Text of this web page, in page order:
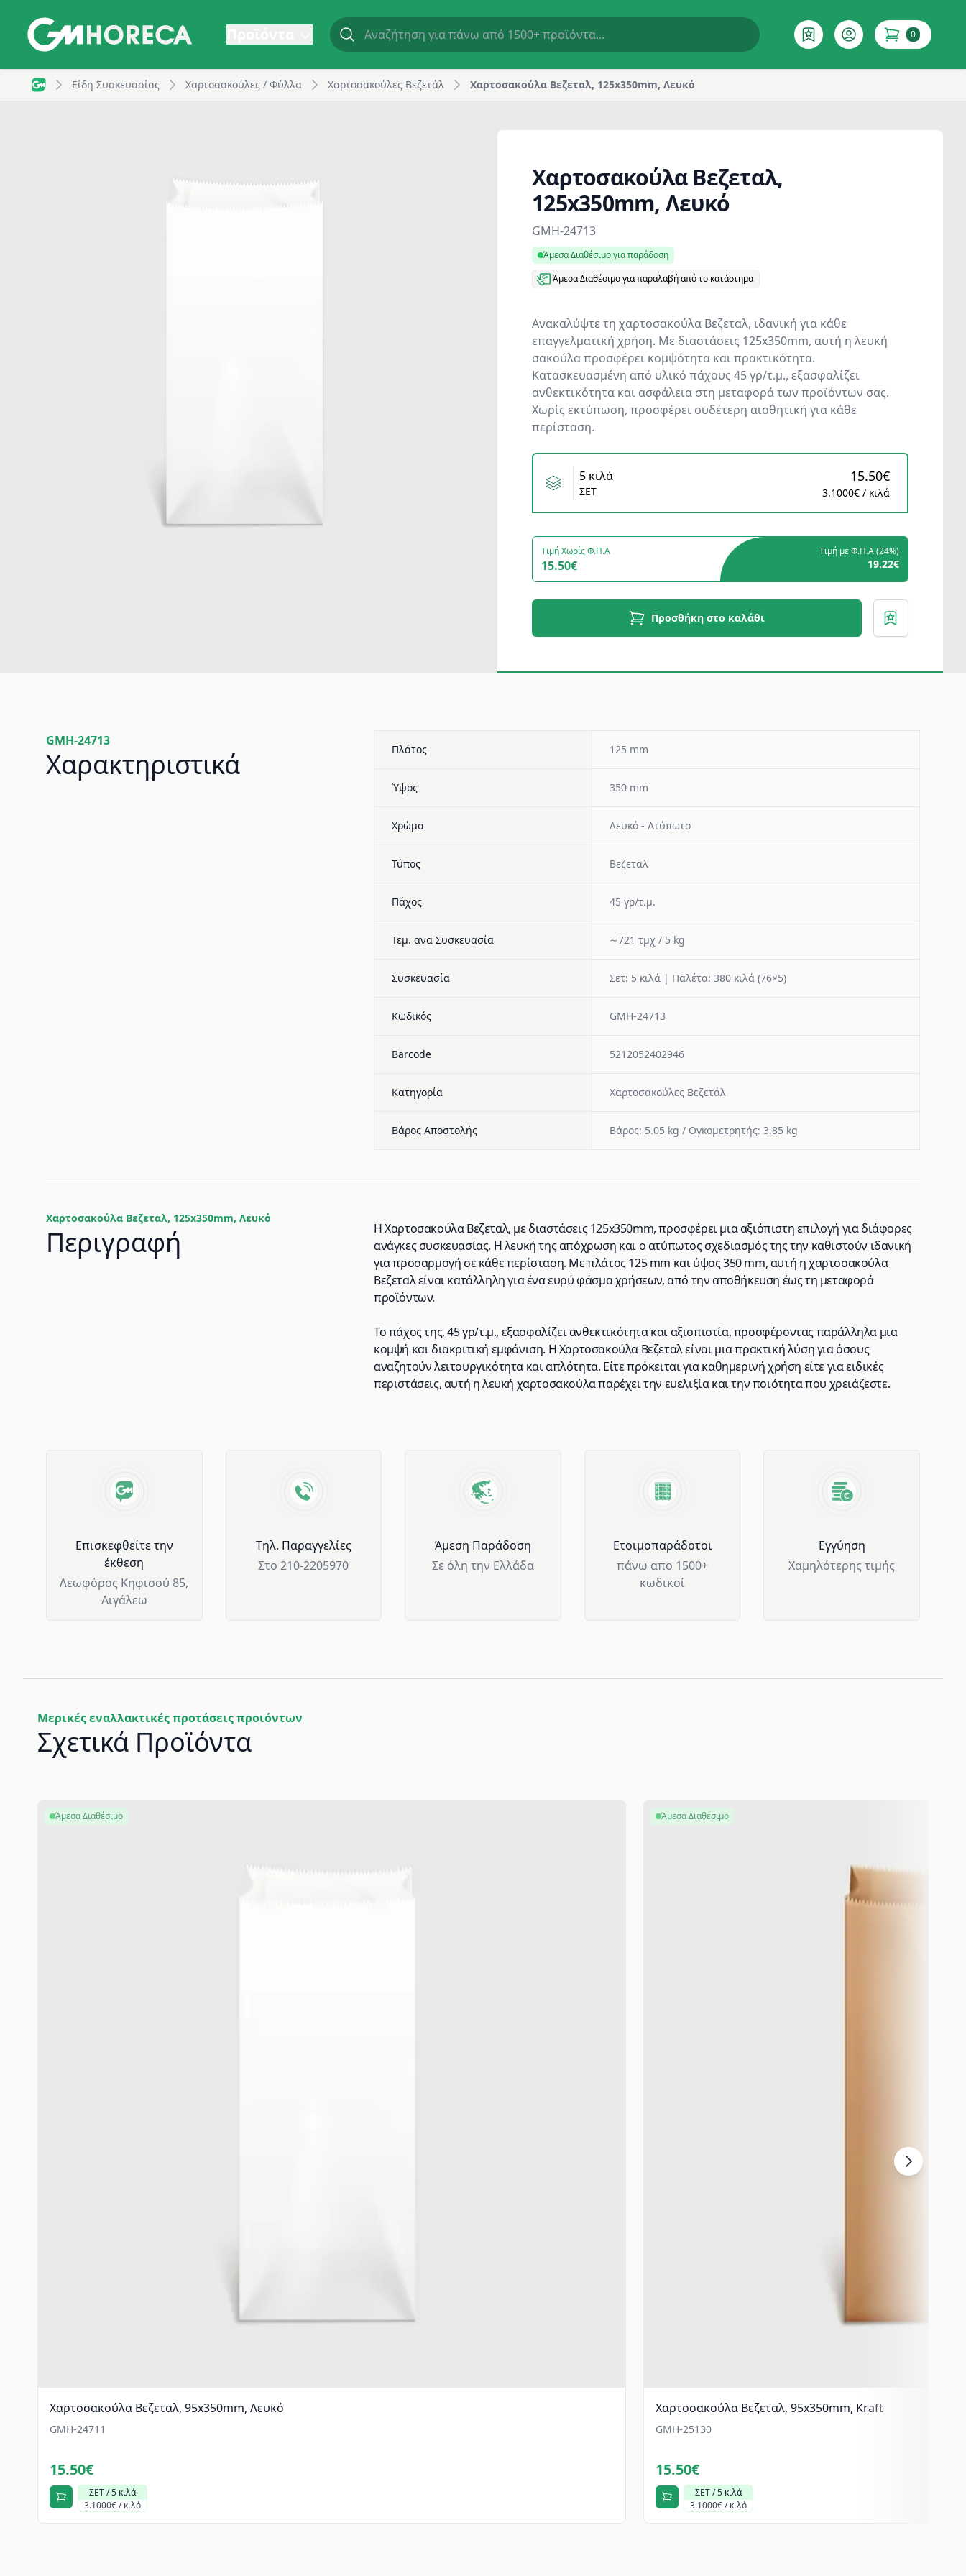
Χαρτοσακούλα Βεζεταλ, 125x350mm, Λευκό | GM Horeca ΕπιθυμητόAccount 0
items in cart
Είδη Συσκευασίας Χαρτοσακούλες / Φύλλα Χαρτοσακούλες Βεζετάλ Χαρτοσακούλα Βεζεταλ, 125x350mm, Λευκό
Χαρτοσακούλα Βεζεταλ,
125x350mm, Λευκό
Product information
GMH-24713
Άμεσα Διαθέσιμο για παράδοση
Άμεσα Διαθέσιμο για παραλαβή από το κατάστημα
Ανακαλύψτε τη χαρτοσακούλα Βεζεταλ, ιδανική για κάθε
επαγγελματική χρήση. Με διαστάσεις 125x350mm, αυτή η λευκή
σακούλα προσφέρει κομψότητα και πρακτικότητα.
Κατασκευασμένη από υλικό πάχους 45 γρ/τ.μ., εξασφαλίζει
ανθεκτικότητα και ασφάλεια στη μεταφορά των προϊόντων σας.
Χωρίς εκτύπωση, προσφέρει ουδέτερη αισθητική για κάθε
περίσταση.
Variants
5 κιλά
ΣΕΤ
15.50€
3.1000€ / κιλά
Τιμή Χωρίς Φ.Π.Α
15.50€
Τιμή με Φ.Π.Α (24%)
19.22€
Προσθήκη στο καλάθι
GMH-24713
Χαρακτηριστικά Πλάτος 125 mm
Ύψος 350 mm
Χρώμα Λευκό - Ατύπωτο
Τύπος Βεζεταλ
Πάχος 45 γρ/τ.μ.
Τεμ. ανα Συσκευασία ∼721 τμχ / 5 kg
Συσκευασία Σετ: 5 κιλά | Παλέτα: 380 κιλά (76×5)
Κωδικός GMH-24713
Barcode 5212052402946
Κατηγορία Χαρτοσακούλες Βεζετάλ
Βάρος Αποστολής Βάρος: 5.05 kg / Ογκομετρητής: 3.85 kg
Χαρτοσακούλα Βεζεταλ, 125x350mm, Λευκό
Περιγραφή
Η Χαρτοσακούλα Βεζεταλ, με διαστάσεις 125x350mm, προσφέρει μια αξιόπιστη επιλογή για διάφορες
ανάγκες συσκευασίας. Η λευκή της απόχρωση και ο ατύπωτος σχεδιασμός της την καθιστούν ιδανική
για προσαρμογή σε κάθε περίσταση. Με πλάτος 125 mm και ύψος 350 mm, αυτή η χαρτοσακούλα
Βεζεταλ είναι κατάλληλη για ένα ευρύ φάσμα χρήσεων, από την αποθήκευση έως τη μεταφορά
προϊόντων.
Το πάχος της, 45 γρ/τ.μ., εξασφαλίζει ανθεκτικότητα και αξιοπιστία, προσφέροντας παράλληλα μια
κομψή και διακριτική εμφάνιση. Η Χαρτοσακούλα Βεζεταλ είναι μια πρακτική λύση για όσους
αναζητούν λειτουργικότητα και απλότητα. Είτε πρόκειται για καθημερινή χρήση είτε για ειδικές
περιστάσεις, αυτή η λευκή χαρτοσακούλα παρέχει την ευελιξία και την ποιότητα που χρειάζεστε.
Επισκεφθείτε την
έκθεση
Λεωφόρος Κηφισού 85,
Αιγάλεω
Tηλ. Παραγγελίες
Στο 210-2205970
Άμεση Παράδοση
Σε όλη την Ελλάδα
Ετοιμοπαράδοτοι
πάνω απο 1500+
κωδικοί
Eγγύηση
Χαμηλότερης τιμής
Μερικές εναλλακτικές προτάσεις προιόντων
Σχετικά Προϊόντα
Χαρτοσακούλα Βεζεταλ, 95x350mm, Λευκό
GMH-24711
15.50€
ΣΕΤ / 5 κιλά
3.1000€ / κιλό
Άμεσα Διαθέσιμο
Χαρτοσακούλα Βεζεταλ, 95x350mm, Kraft
GMH-25130
15.50€
ΣΕΤ / 5 κιλά
3.1000€ / κιλό
Άμεσα Διαθέσιμο